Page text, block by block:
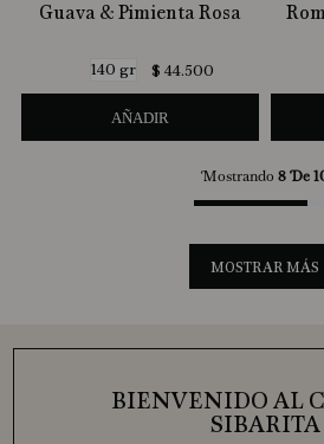
Guava & Pimienta Rosa
140 gr $ 44.500
AÑADIR
Mostrando 8 De
MOSTRAR MÁS
BIENVENIDO AL
SIBARITA